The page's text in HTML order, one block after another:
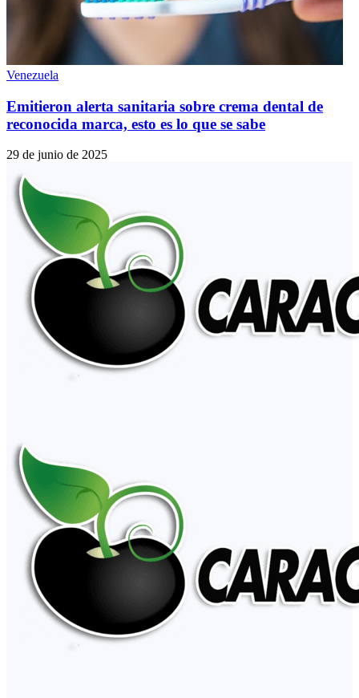
Venezuela
Emitieron alerta sanitaria sobre crema dental de
reconocida marca, esto es lo que se sabe
29 de junio de 2025